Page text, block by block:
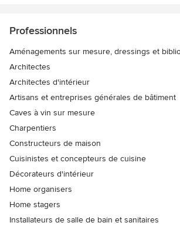
Professionnels
Aménagements sur mesure, dressings et
Architectes
Architectes d'intérieur
Artisans et entreprises générales de bâtiment
Caves à vin sur mesure
Charpentiers
Constructeurs de maison
Cuisinistes et concepteurs de cuisine
Décorateurs d'intérieur
Home organisers
Home stagers
Installateurs de salle de bain et sanitaires